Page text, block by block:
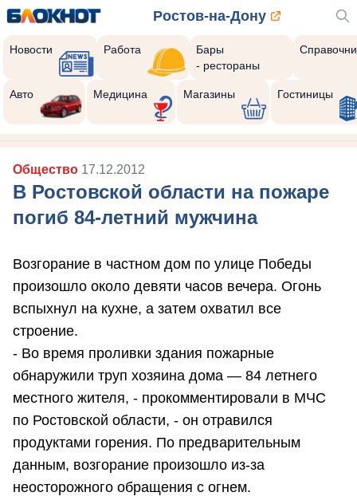
Ростов-на-Дону
Новости Работа
Бары
- рестораны
Авто Медицина Магазины Гостиницы
Общество 17.12.2012
В Ростовской области на пожаре
погиб 84-летний мужчина
Возгорание в частном дом по улице Победы
произошло около девяти часов вечера. Огонь
вспыхнул на кухне, а затем охватил все
строение.
- Во время проливки здания пожарные
обнаружили труп хозяина дома — 84 летнего
местного жителя, - прокомментировали в МЧС
по Ростовской области, - он отравился
продуктами горения. По предварительным
данным, возгорание произошло из-за
неосторожного обращения с огнем.